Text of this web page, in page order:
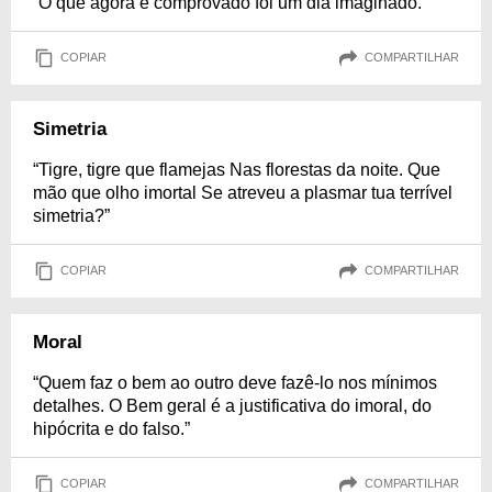
COPIAR COMPARTILHAR
Simetria
“Tigre, tigre que flamejas Nas florestas da noite. Que
mão que olho imortal Se atreveu a plasmar tua terrível
simetria?”
COPIAR COMPARTILHAR
Moral
“Quem faz o bem ao outro deve fazê-lo nos mínimos
detalhes. O Bem geral é a justificativa do imoral, do
hipócrita e do falso.”
COPIAR COMPARTILHAR